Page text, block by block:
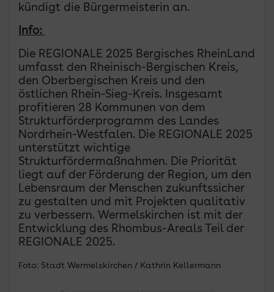
kündigt die Bürgermeisterin an.
Info:
Die REGIONALE 2025 Bergisches RheinLand
umfasst den Rheinisch-Bergischen Kreis,
den Oberbergischen Kreis und den
östlichen Rhein-Sieg-Kreis. Insgesamt
profitieren 28 Kommunen von dem
Strukturförderprogramm des Landes
Nordrhein-Westfalen. Die REGIONALE 2025
unterstützt wichtige
Strukturfördermaßnahmen. Die Priorität
liegt auf der Förderung der Region, um den
Lebensraum der Menschen zukunftssicher
zu gestalten und mit Projekten qualitativ
zu verbessern. Wermelskirchen ist mit der
Entwicklung des Rhombus-Areals Teil der
REGIONALE 2025.
Foto: Stadt Wermelskirchen / Kathrin Kellermann